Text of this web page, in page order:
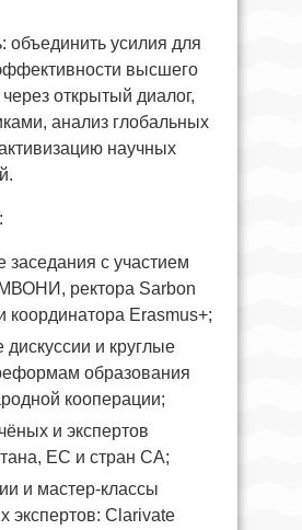
объединить усилия для
высшего
открытый диалог,
анализ глобальных
научных
заседания с участием
ректора Sarbon
координатора Erasmus+;
дискуссии и круглые
образования
кооперации;
и экспертов
ЕС и стран СА;
и мастер-классы
экспертов: Clarivate